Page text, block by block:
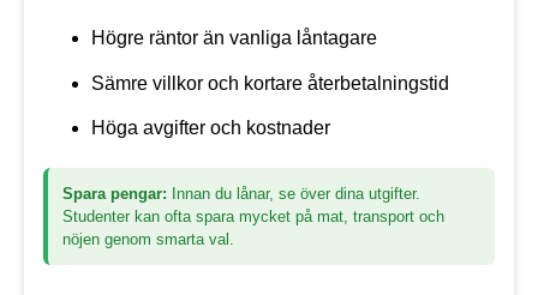
Högre räntor än vanliga låntagare
Sämre villkor och kortare återbetalningstid
Höga avgifter och kostnader
Spara pengar: Innan du lånar, se över dina utgifter.
Studenter kan ofta spara mycket på mat, transport och
nöjen genom smarta val.